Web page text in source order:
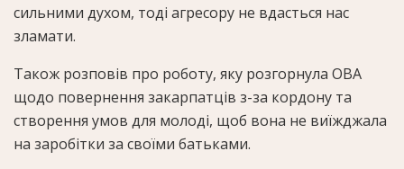
сильними духом, тоді агресору не вдасться нас
зламати.
Також розповів про роботу, яку розгорнула ОВА
щодо повернення закарпатців з-за кордону та
створення умов для молоді, щоб вона не виїжджала
на заробітки за своїми батьками.